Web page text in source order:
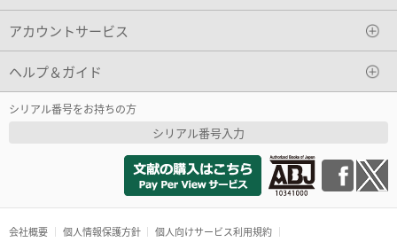
アカウントサービス
ヘルプ＆ガイド
シリアル番号をお持ちの方
シリアル番号入力
会社概要 個人情報保護方針 個人向けサービス利用規約